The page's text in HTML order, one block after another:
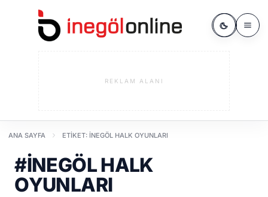
REKLAM ALANI
ANA SAYFA ETIKET: INEGÖL HALK OYUNLARI
#INEGÖL HALK
OYUNLARI